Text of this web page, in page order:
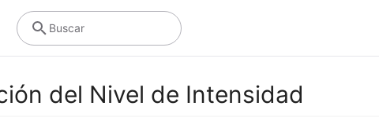
Buscar
del Nivel de Intensidad